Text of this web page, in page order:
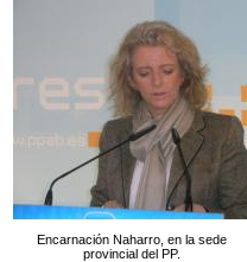
Encarnación Naharro, en la sede
provincial del PP.